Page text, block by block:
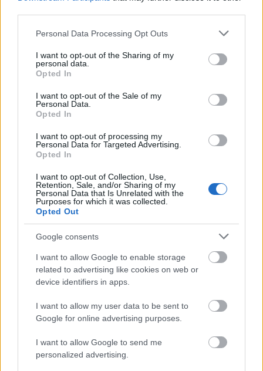
Please note that this website/app uses one or more Google
not limited to your visit or usage behaviour. You may click to
grant or deny consent to Google and its third-party tags to
use your data for below specified purposes in below Google
consent section.
Personal Data Processing Opt Outs
I want to opt-out of the Sharing of my
personal data.
Opted In
I want to opt-out of the Sale of my
Personal Data.
Opted In
I want to opt-out of processing my
Personal Data for Targeted Advertising.
Opted In
I want to opt-out of Collection, Use,
Retention, Sale, and/or Sharing of my
Personal Data that Is Unrelated with the
Purposes for which it was collected.
Opted Out
Google consents
I want to allow Google to enable storage
related to advertising like cookies on web or
device identifiers in apps.
I want to allow my user data to be sent to
Google for online advertising purposes.
I want to allow Google to send me
personalized advertising.